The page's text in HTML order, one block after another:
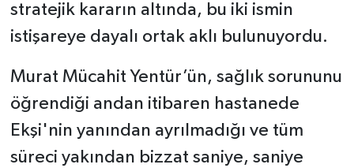
stratejik kararın altında, bu iki ismin
istişareye dayalı ortak aklı bulunuyordu.
Murat Mücahit Yentür’ün, sağlık sorununu
öğrendiği andan itibaren hastanede
Ekşi'nin yanından ayrılmadığı ve tüm
süreci yakından bizzat saniye, saniye